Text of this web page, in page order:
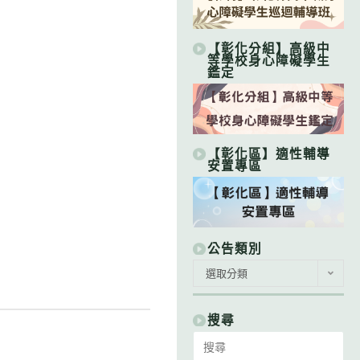
【彰化分組】高級中
等學校身心障礙學生
鑑定
【彰化區】適性輔導
安置專區
公告類別
類
別
選取分類
搜尋
for: